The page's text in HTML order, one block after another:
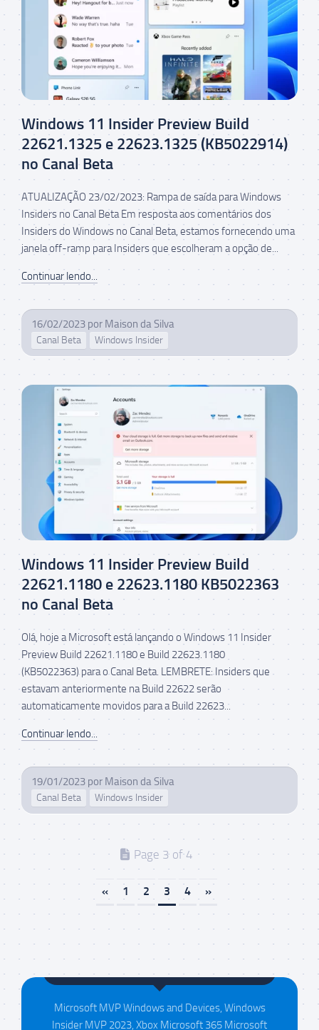
Windows 11 Insider Preview Build
22621.1325 e 22623.1325 (KB5022914)
no Canal Beta
ATUALIZAÇÃO 23/02/2023: Rampa de saída para Windows
Insiders no Canal Beta Em resposta aos comentários dos
Insiders do Windows no Canal Beta, estamos fornecendo uma
janela off-ramp para Insiders que escolheram a opção de...
Continuar lendo...
16/02/2023 por Maison da Silva
Canal Beta Windows Insider
Windows 11 Insider Preview Build
22621.1180 e 22623.1180 KB5022363
no Canal Beta
Olá, hoje a Microsoft está lançando o Windows 11 Insider
Preview Build 22621.1180 e Build 22623.1180
(KB5022363) para o Canal Beta. LEMBRETE: Insiders que
estavam anteriormente na Build 22622 serão
automaticamente movidos para a Build 22623...
Continuar lendo...
19/01/2023 por Maison da Silva
Canal Beta Windows Insider
Page 3 of 4
« 1 2 3 4 »
Maison da Silva
Microsoft MVP Windows and Devices, Windows
Insider MVP 2023, Xbox Microsoft 365 Microsoft